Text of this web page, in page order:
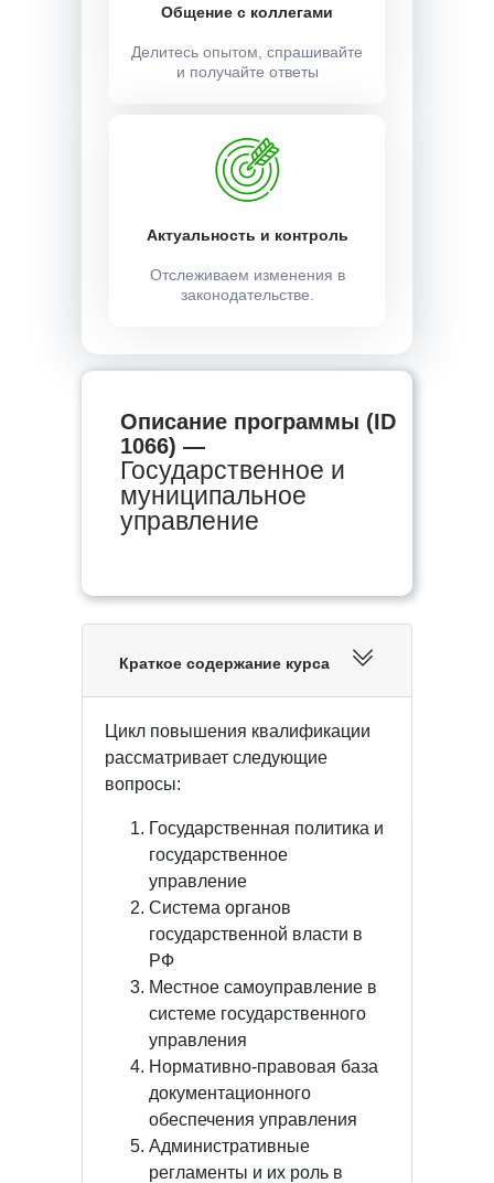
Общение с коллегами
Делитесь опытом, спрашивайте
и получайте ответы
Актуальность и контроль
Отслеживаем изменения в
законодательстве.
Описание программы (ID
1066) —
Государственное и
муниципальное
управление
Краткое содержание курса
Цикл повышения квалификации
рассматривает следующие
вопросы:
Государственная политика и
государственное
управление
Система органов
государственной власти в
РФ
Местное самоуправление в
системе государственного
управления
Нормативно-правовая база
документационного
обеспечения управления
Административные
регламенты и их роль в